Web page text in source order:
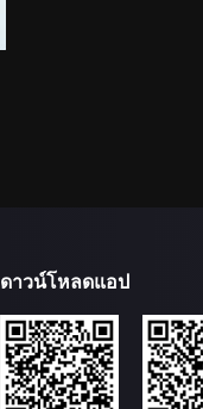
ดาวน์โหลดแอป